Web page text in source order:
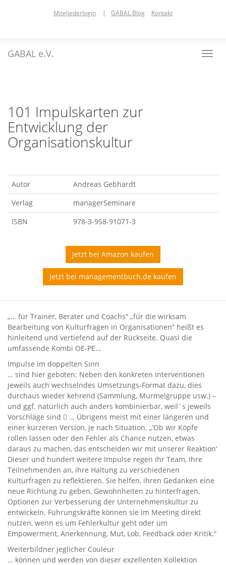
Mitgliederlogin | GABAL Blog Kontakt
GABAL e.V.
101 Impulskarten zur
Entwicklung der
Organisationskultur
Autor
Andreas Gebhardt
Verlag
managerSeminare
ISBN
978-3-958-91071-3
Jetzt bei Amazon kaufen
Jetzt bei managementbuch.de kaufen
„… für Trainer, Berater und Coachs“ „für die wirksam
Bearbeitung von Kulturfragen in Organisationen“ heißt es
hinleitend und vertiefend auf der Rückseite. Quasi die
umfassende Kombi OE-PE…
Impulse im doppelten Sinn
… sind hier geboten: Neben den konkreten Interventionen
jeweils auch wechselndes Umsetzungs-Format dazu, dies
durchaus wieder kehrend (Sammlung, Murmelgruppe usw.) –
und ggf. natürlich auch anders kombinierbar, weil´s jeweils
Vorschläge sind  … Übrigens meist mit einer längeren und
einer kürzeren Version, je nach Situation. „’Ob wir Köpfe
rollen lassen oder den Fehler als Chance nutzen, etwas
daraus zu machen, das entscheiden wir mit unserer Reaktion‘
Dieser und hundert weitere Impulse regen Ihr Team, Ihre
Teilnehmenden an, ihre Haltung zu verschiedenen
Kulturfragen zu reflektieren. Sie helfen, ihren Gedanken eine
neue Richtung zu geben, Gewohnheiten zu hinterfragen,
Optionen zur Verbesserung der Unternehmenskultur zu
entwickeln. Führungskräfte können sie im Meeting direkt
nutzen, wenn es um Fehlerkultur geht oder um
Empowerment, Anerkennung, Mut, Lob, Feedback oder Kritik.“
Weiterbildner jeglicher Couleur
… können und werden von dieser exzellenten Kollektion